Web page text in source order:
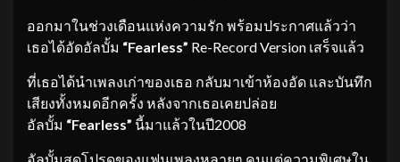
ออกมาในช่วงเดือนแห่งความรัก พร้อมประกาศแล้วว่า
เธอได้อัดอัลบั้ม “Fearless” Re-Record Version เสร็จแล้ว
ที่เธอได้นำเพลงเก่าของเธอ กลับมาเข้าห้องอัด และบันทึก
เสียงทั้งหมดอีกครั้ง หลังจากเธอเคยปล่อย
อัลบั้ม “Fearless” นี้มาแล้วในปี2008
อัลบั้มสุดโปรดของแฟนเพลงหลายๆ คนแต่ความพิเศษใน